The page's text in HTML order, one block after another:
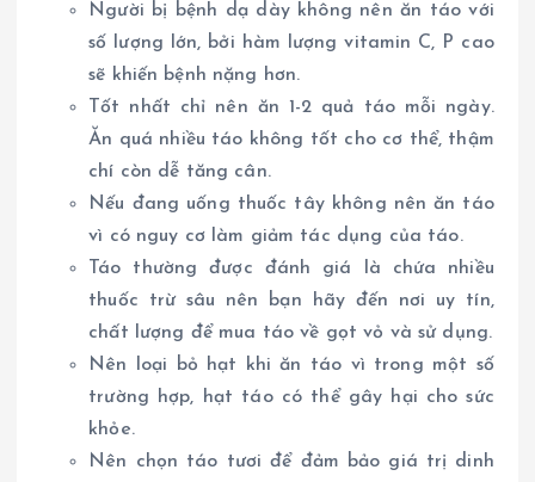
Người bị bệnh dạ dày không nên ăn táo với
số lượng lớn, bởi hàm lượng vitamin C, P cao
sẽ khiến bệnh nặng hơn.
Tốt nhất chỉ nên ăn 1-2 quả táo mỗi ngày.
Ăn quá nhiều táo không tốt cho cơ thể, thậm
chí còn dễ tăng cân.
Nếu đang uống thuốc tây không nên ăn táo
vì có nguy cơ làm giảm tác dụng của táo.
Táo thường được đánh giá là chứa nhiều
thuốc trừ sâu nên bạn hãy đến nơi uy tín,
chất lượng để mua táo về gọt vỏ và sử dụng.
Nên loại bỏ hạt khi ăn táo vì trong một số
trường hợp, hạt táo có thể gây hại cho sức
khỏe.
Nên chọn táo tươi để đảm bảo giá trị dinh